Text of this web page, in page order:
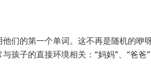
们的第一个单词。这不再是随机的咿
孩子的直接环境相关：“妈妈”、“爸爸”